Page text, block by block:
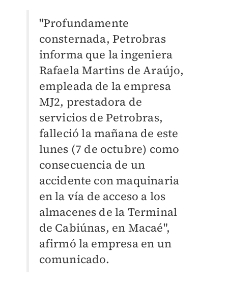
"Profundamente
consternada, Petrobras
informa que la ingeniera
Rafaela Martins de Araújo,
empleada de la empresa
MJ2, prestadora de
servicios de Petrobras,
falleció la mañana de este
lunes (7 de octubre) como
consecuencia de un
accidente con maquinaria
en la vía de acceso a los
almacenes de la Terminal
de Cabiúnas, en Macaé",
afirmó la empresa en un
comunicado.